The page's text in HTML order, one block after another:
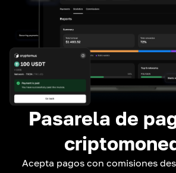
Pasarela de
Acepta pagos con comisiones